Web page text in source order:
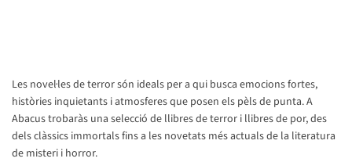
Les novel·les de terror són ideals per a qui busca emocions fortes,
històries inquietants i atmosferes que posen els pèls de punta. A
Abacus trobaràs una selecció de llibres de terror i llibres de por, des
dels clàssics immortals fins a les novetats més actuals de la literatura
de misteri i horror.